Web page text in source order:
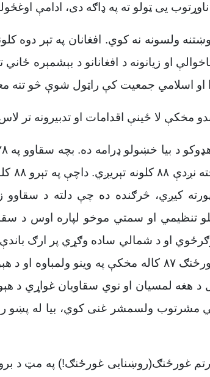
يی ټولو ته په ډاګه دی، ادامې
ولسونه نه کوي. افغانان په تېر
او زیانونه د افغانانو د بېشمېره
اسلامي جمعیت کې راټول شوې څو تنه
لا ځینې اقدامات او تدبیرونه تر
او
کیږي، څرګنده ده چې دلته د سقاوو
تنظیمي او سمتي موخو لپاره اوس د
او د شمالي ساده وګړي پر ارګ باندې
د هغه ډاکوانو د انګریز په لمسون، اماني غورځنګ ۸۷
د هغه لمسیان او نوي سقاویان غواړي د
مشرتوب ولسمشر غنی کوي، بیا له پښو
غورځنګ(روښنايی غورځنګ!) په مټ د